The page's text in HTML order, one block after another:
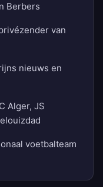
Berbers
van
nieuws en
Alger, JS
voetbalteam